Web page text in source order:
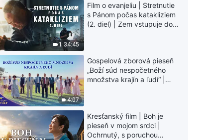
1:34:45
Film o evanjeliu | Stretnutie
s Pánom počas katakliziem
(2. diel) | Zem vstupuje do
odpočítavať čas. Našli ste
spôsob, ako prežiť?
4:07
Gospelová zborová pieseň
„Boží súd nespočetného
množstva krajín a ľudí“ |
Kresťanský film | Boh je
pieseň v mojom srdci |
Ochrnutý, s poruchou